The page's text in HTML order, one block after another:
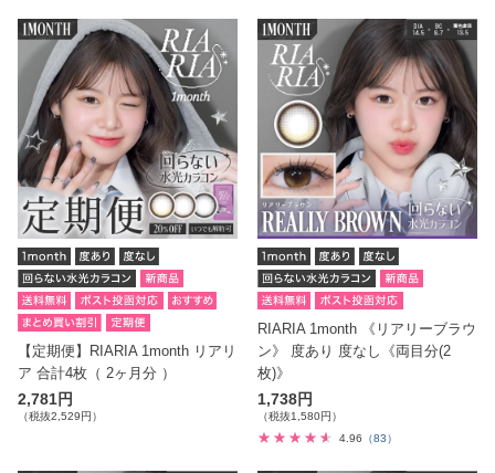
【定期便】RIARIA 1month リアリ
ア 合計4枚（ 2ヶ月分 ）
2,781円
（税抜2,529円）
RIARIA 1month 《リアリーブラウ
ン》 度あり 度なし《両目分(2
枚)》
1,738円
（税抜1,580円）
4.96
（83）